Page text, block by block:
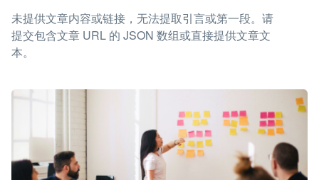
未提供文章内容或链接，无法提取引言或第一段。请
提交包含文章 URL 的 JSON 数组或直接提供文章文
本。